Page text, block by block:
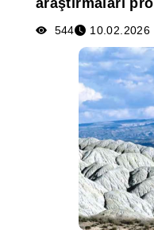
Medya
Poster
araştırmaları
544 10.02.2026